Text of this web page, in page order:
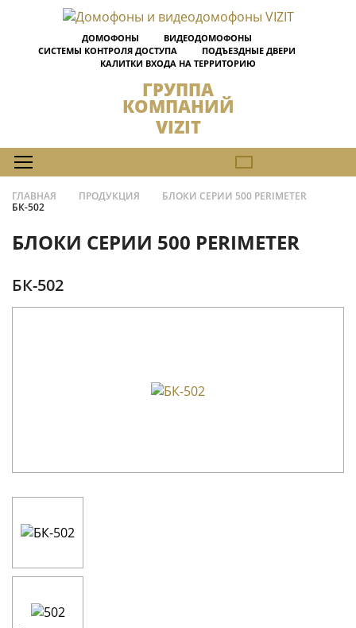
ДОМОФОНЫ
ВИДЕОДОМОФОНЫ
СИСТЕМЫ КОНТРОЛЯ ДОСТУПА
ПОДЪЕЗДНЫЕ ДВЕРИ
КАЛИТКИ ВХОДА НА ТЕРРИТОРИЮ
ГРУППА
КОМПАНИЙ
VIZIT
ГЛАВНАЯ ПРОДУКЦИЯ
БЛОКИ СЕРИИ 500 PERIMETER
БК-502
БЛОКИ СЕРИИ 500 PERIMETER
БК-502